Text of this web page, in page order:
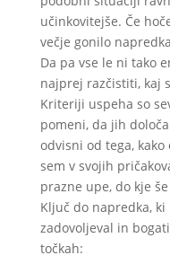
učinkovitejše. Če
večje gonilo
Da pa vse le ni tako
najprej razčistiti, kaj
Kriteriji uspeha so
pomeni, da jih
odvisni od tega,
sem v svojih
prazne upe, do kje
Ključ do napredka,
zadovoljeval in
točkah: